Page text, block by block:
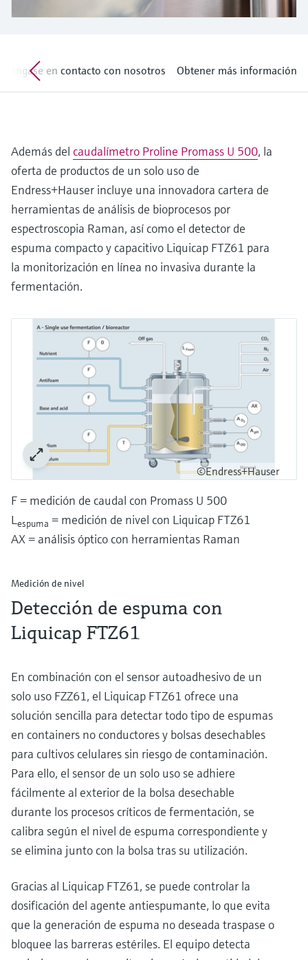
específicas sobre los productos.
Buscador de repuestos
microondas
Memosens technology
la transparencia de los procesos
Póngase en contacto con nosotros Obtener más información
Además del caudalímetro Proline Promass U 500, la
oferta de productos de un solo uso de
Endress+Hauser incluye una innovadora cartera de
herramientas de análisis de bioprocesos por
espectroscopia Raman, así como el detector de
espuma compacto y capacitivo Liquicap FTZ61 para
la monitorización en línea no invasiva durante la
fermentación.
©Endress+Hauser
F = medición de caudal con Promass U 500
Lespuma = medición de nivel con Liquicap FTZ61
AX = análisis óptico con herramientas Raman
Medición de nivel
Detección de espuma con
Liquicap FTZ61
En combinación con el sensor autoadhesivo de un
solo uso FZZ61, el Liquicap FTZ61 ofrece una
solución sencilla para detectar todo tipo de espumas
en containers no conductores y bolsas desechables
para cultivos celulares sin riesgo de contaminación.
Para ello, el sensor de un solo uso se adhiere
fácilmente al exterior de la bolsa desechable
durante los procesos críticos de fermentación, se
calibra según el nivel de espuma correspondiente y
se elimina junto con la bolsa tras su utilización.
Gracias al Liquicap FTZ61, se puede controlar la
dosificación del agente antiespumante, lo que evita
que la generación de espuma no deseada traspase o
bloquee las barreras estériles. El equipo detecta